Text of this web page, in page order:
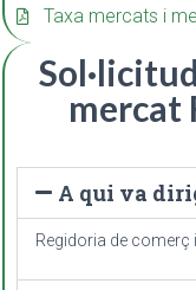
Taxa mercats i
mercat
A qui va
Regidoria de comerç